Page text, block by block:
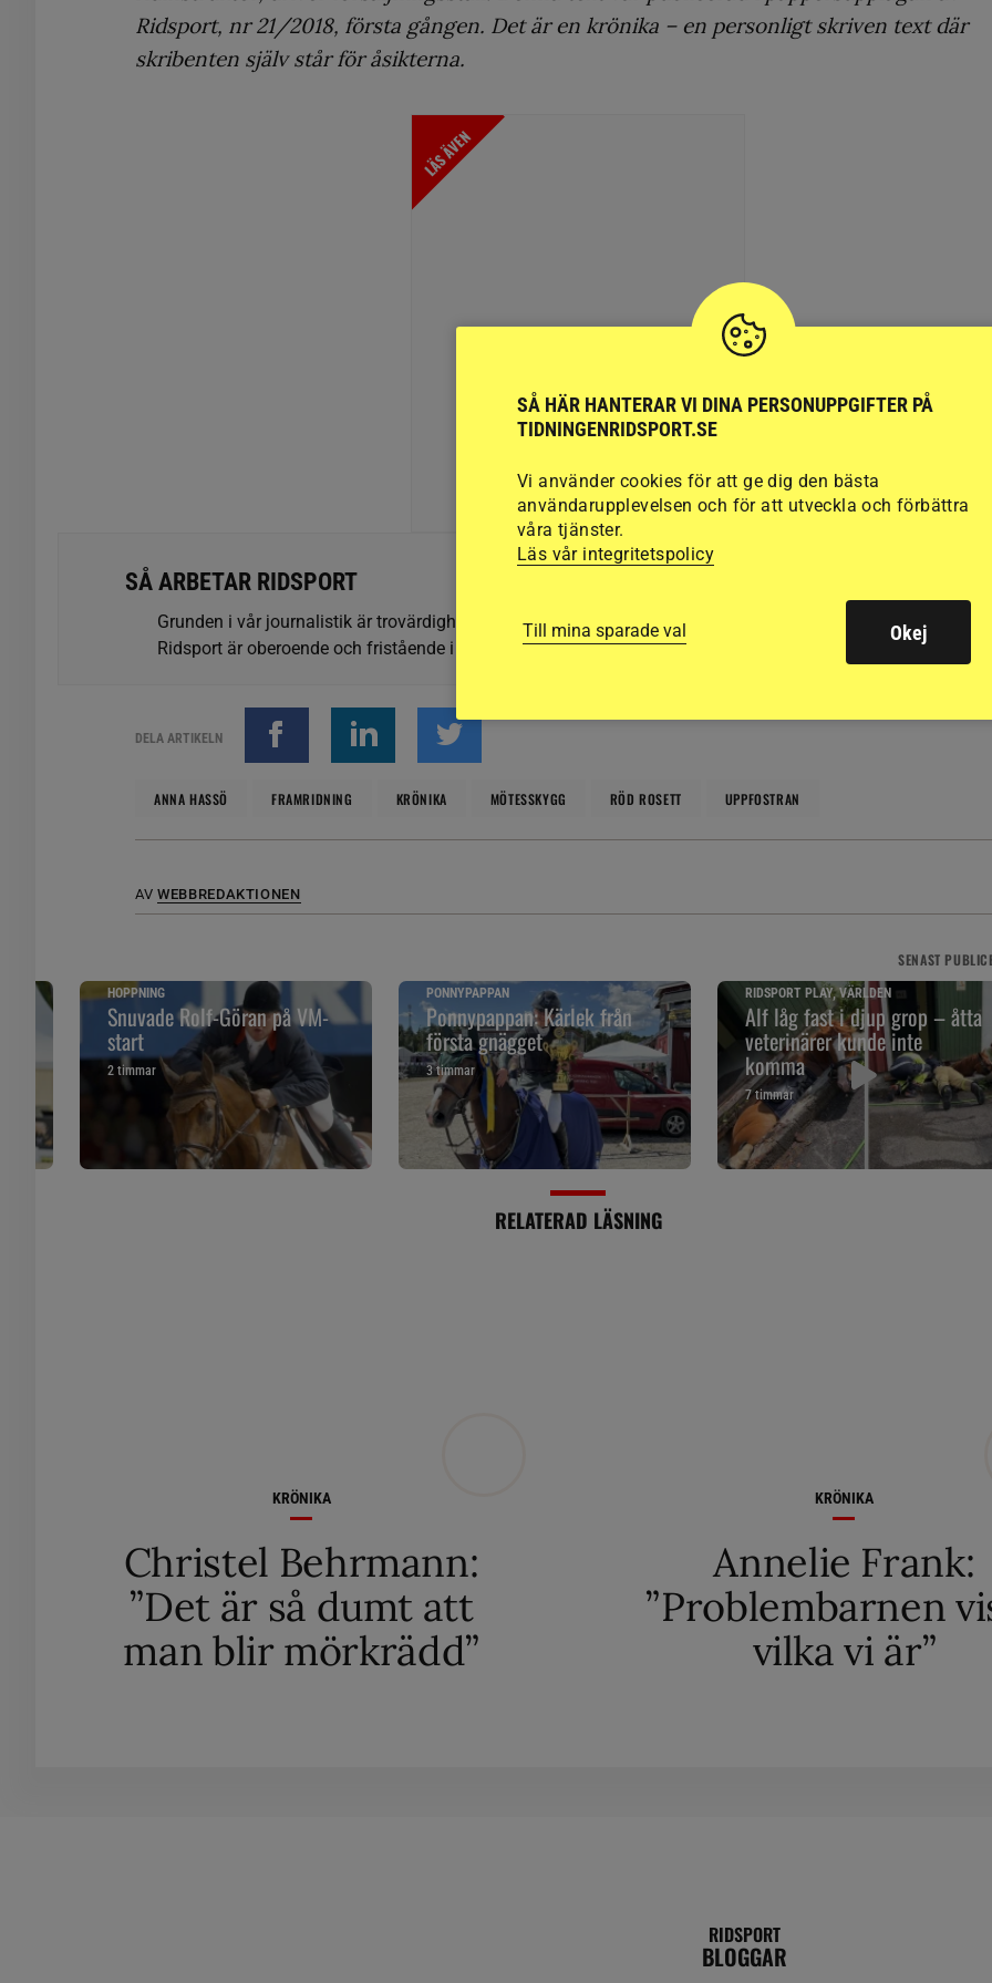
Ridsport, nr 21/2018, första gången. Det är en krönika – en personligt skriven text där
skribenten själv står för åsikterna.
LÄS ÄVEN
KRÖNIKA
Gustaf Johansson:
chockar de flesta”
SÅ ARBETAR RIDSPORT
Grunden i vår journalistik är trovärdighet och opartiskhet. Det vi publicerar ska vara sant och relevant.
Ridsport är oberoende och fristående i förhållande till ekonomiska, privata, politiska och andra intressen.
DELA ARTIKELN
ANNA HASSÖ FRAMRIDNING KRÖNIKA MÖTESSKYGG RÖD ROSETT UPPFOSTRAN
AV WEBBREDAKTIONEN
SENAST
HOPPNING
Snuvade Rolf-Göran på VM-
start
2 timmar
PONNYPAPPAN
Ponnypappan: Kärlek från
första gnägget
3 timmar
RIDSPORT PLAY, VÄRLDEN
Alf låg fast i djup grop – åtta
veterinärer kunde inte
komma
7 timmar
RELATERAD LÄSNING
KRÖNIKA
Christel Behrmann:
”Det är så dumt att
man blir mörkrädd”
KRÖNIKA
Annelie Frank:
”Problembarnen
vilka vi är”
RIDSPORT
BLOGGAR
SÅ HÄR HANTERAR VI DINA PERSONUPPGIFTER PÅ
TIDNINGENRIDSPORT.SE
Vi använder cookies för att ge dig den bästa
användarupplevelsen och för att utveckla och förbättra
våra tjänster.
Läs vår integritetspolicy
Till mina sparade val Okej